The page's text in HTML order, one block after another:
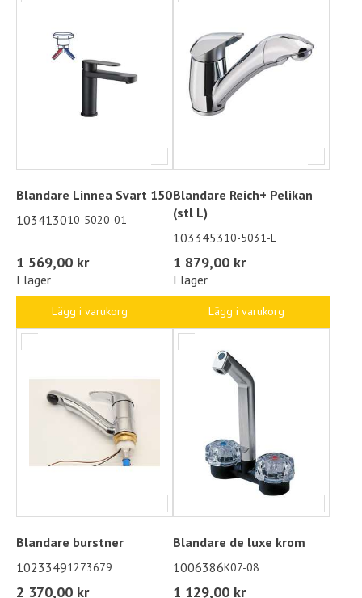
Blandare Linnea Svart 150
103413010-5020-01
1 569,00 kr
I lager
Lägg i varukorg
Blandare Reich+ Pelikan
(stl L)
103345310-5031-L
1 879,00 kr
I lager
Lägg i varukorg
Blandare burstner
10233491273679
2 370,00 kr
Blandare de luxe krom
1006386K07-08
1 129,00 kr